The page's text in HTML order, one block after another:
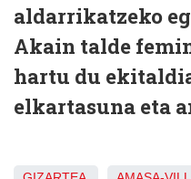
aldarrikatzeko
Akain talde
hartu du
elkartasuna eta